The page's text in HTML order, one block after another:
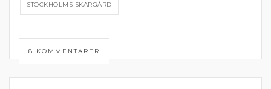
STOCKHOLMS SKÄRGÅRD
8 KOMMENTARER